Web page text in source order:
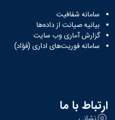
آئین
نامه
نامه
های
پژوهشی
سامانه شفافیت
بیانیه صیانت از داده‌ها
گزارش آماری وب‌ سایت
سامانه فوریت‌های اداری (فؤاد)
ارتباط با ما